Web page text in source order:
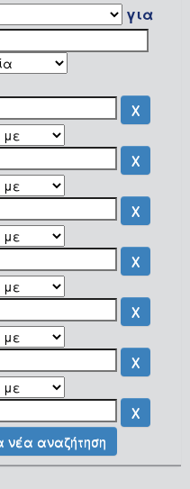
για
νέα αναζήτηση